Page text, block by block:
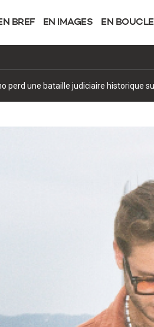
BREF EN IMAGES EN BOUCLE
perd une bataille judiciaire historique